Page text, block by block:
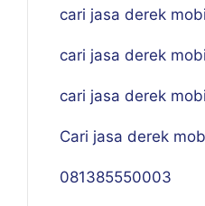
cari jasa derek
cari jasa derek
cari jasa derek
Cari jasa derek
081385550003